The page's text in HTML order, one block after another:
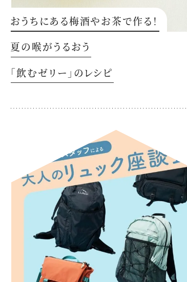
おうちにある梅酒やお茶で作る！
夏の喉がうるおう
「飲むゼリー」のレシピ